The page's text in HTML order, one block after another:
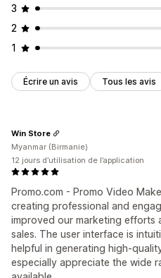
3
2
1
Écrire un avis Tous les avis
Promo.com - Promo Video
creating professional and
improved our marketing efforts
sales. The user interface is
helpful in generating high-
especially appreciate the wide
Win Store
Myanmar (Birmanie)
12 jours d’utilisation de l’application